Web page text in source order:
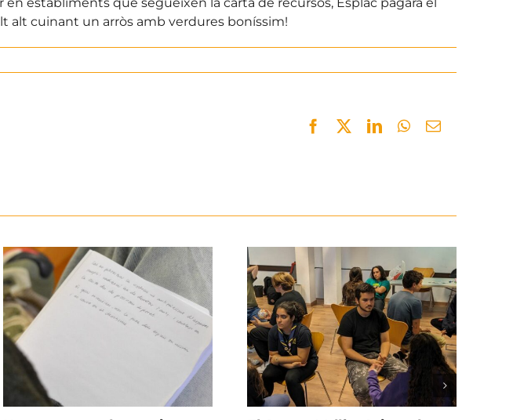
alt cuinant un arròs amb verdures boníssim!
Facebook
TwitterLinkedInWhatsApp
Email